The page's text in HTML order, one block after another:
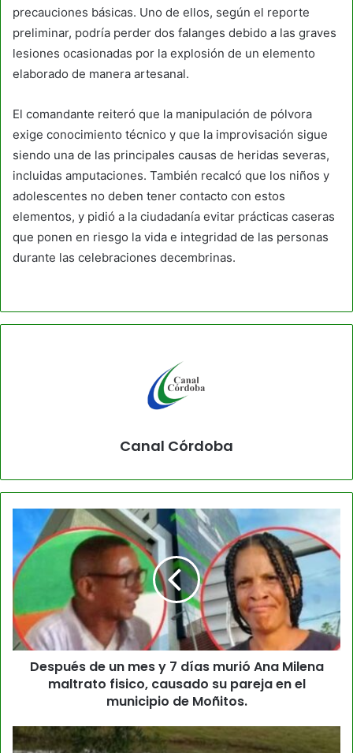
precauciones básicas. Uno de ellos, según el reporte
preliminar, podría perder dos falanges debido a las graves
lesiones ocasionadas por la explosión de un elemento
elaborado de manera artesanal.
El comandante reiteró que la manipulación de pólvora
exige conocimiento técnico y que la improvisación sigue
siendo una de las principales causas de heridas severas,
incluidas amputaciones. También recalcó que los niños y
adolescentes no deben tener contacto con estos
elementos, y pidió a la ciudadanía evitar prácticas caseras
que ponen en riesgo la vida e integridad de las personas
durante las celebraciones decembrinas.
Canal Córdoba
Después de un mes y 7 días murió Ana Milena
maltrato fisico, causado su pareja en el
municipio de Moñitos.